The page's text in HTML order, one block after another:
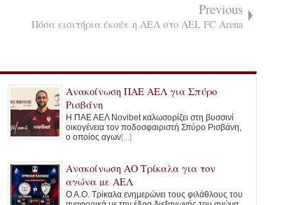
Previous
Πόσα εισιτήρια έκοψε η ΑΕΛ στο AEL FC Arena
Ανακοίνωση ΠΑΕ ΑΕΛ για Σπύρο
Ρισβάνη
Η ΠΑΕ ΑΕΛ Novibet καλωσορίζει στη βυσσινί
οικογένεια τον ποδοσφαιριστή Σπύρο Ρισβάνη,
ο οποίος αγων[...]
Ανακοίνωση ΑΟ Τρίκαλα για τον
αγώνα με ΑΕΛ
Ο Α.Ο. Τρίκαλα ενημερώνει τους φιλάθλους του